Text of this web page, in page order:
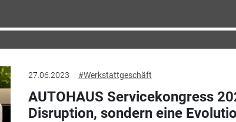
27.06.2023 #Werkstattgeschäft
AUTOHAUS Servicekongress
Disruption, sondern eine